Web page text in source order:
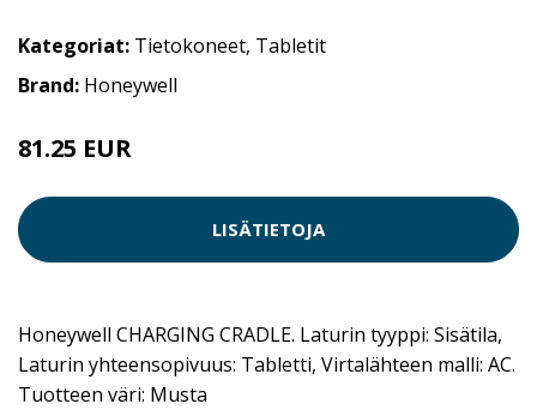
Kategoriat: Tietokoneet, Tabletit
Brand: Honeywell
81.25 EUR
LISÄTIETOJA
Honeywell CHARGING CRADLE. Laturin tyyppi: Sisätila,
Laturin yhteensopivuus: Tabletti, Virtalähteen malli: AC.
Tuotteen väri: Musta